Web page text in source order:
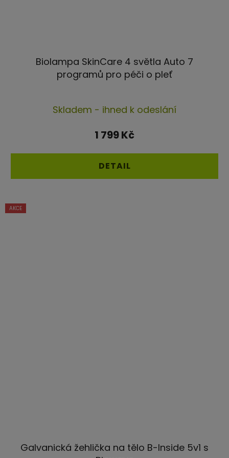
Biolampa SkinCare 4 světla Auto 7
programů pro péči o pleť
hodnocení
produktu
4,4
z
Skladem - ihned k odeslání
1 799 Kč
DETAIL
AKCE
Galvanická žehlička na tělo B-Inside 5v1 s